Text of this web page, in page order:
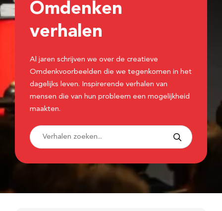
Omdenken
verhalen
Al jaren schrijven we over de creatieve
Omdenkvoorbeelden die we tegenkomen in het
dagelijks leven. Inspirerende verhalen van
mensen die van hun probleem een mogelijkheid
maakten.